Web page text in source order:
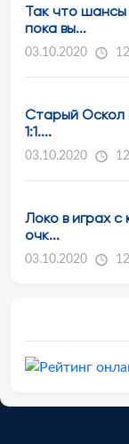
Так что
пока вы...
03.10.2020
Старый Оскол
1:1....
03.10.2020
Локо в играх
очк...
03.10.2020